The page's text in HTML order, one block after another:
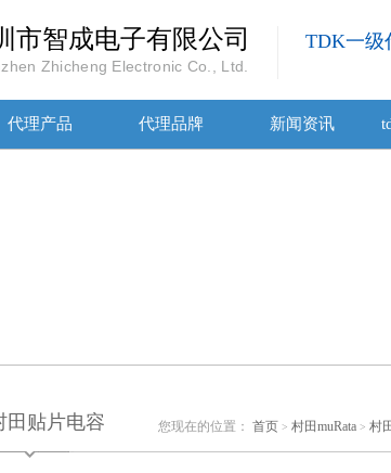
市智成电子有限公司
Zhicheng Electronic Co., Ltd.
TDK一级
代理产品 代理品牌 新闻资讯
田贴片电容 您现在的位置： 首页 > 村田muRata > 村